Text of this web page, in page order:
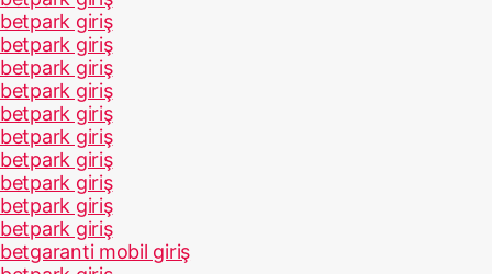
betpark giriş
betpark giriş
betpark giriş
betpark giriş
betpark giriş
betpark giriş
betpark giriş
betpark giriş
betpark giriş
betpark giriş
betgaranti mobil giriş